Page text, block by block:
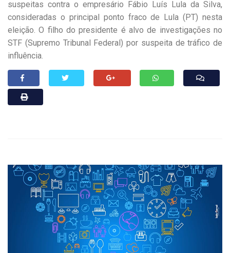
suspeitas contra o empresário Fábio Luís Lula da Silva,
consideradas o principal ponto fraco de Lula (PT) nesta
eleição. O filho do presidente é alvo de investigações no
STF (Supremo Tribunal Federal) por suspeita de tráfico de
influência.